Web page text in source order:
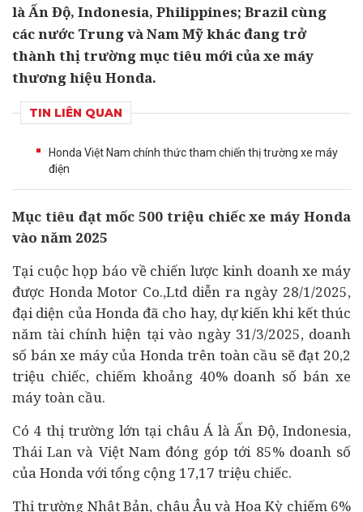
là Ấn Độ, Indonesia, Philippines; Brazil cùng
các nước Trung và Nam Mỹ khác đang trở
thành thị trường mục tiêu mới của xe máy
thương hiệu Honda.
TIN LIÊN QUAN
Honda Việt Nam chính thức tham chiến thị trường xe máy
điện
Mục tiêu đạt mốc 500 triệu chiếc xe máy Honda
vào năm 2025
Tại cuộc họp báo về chiến lược kinh doanh xe máy
được Honda Motor Co.,Ltd diễn ra ngày 28/1/2025,
đại diện của Honda đã cho hay, dự kiến khi kết thúc
nămtài chính hiện tại vào ngày 31/3/2025, doanh
số bán xe máy của Honda trên toàn cầu sẽ đạt 20,2
triệu chiếc, chiếm khoảng 40% doanh số bán xe
máy toàn cầu.
Có 4 thị trường lớn tại châu Á là Ấn Độ, Indonesia,
Thái Lan và Việt Nam đóng góp tới 85% doanh số
của Honda với tổng cộng 17,17 triệu chiếc.
Thị trường Nhật Bản, châu Âu và Hoa Kỳ chiếm 6%